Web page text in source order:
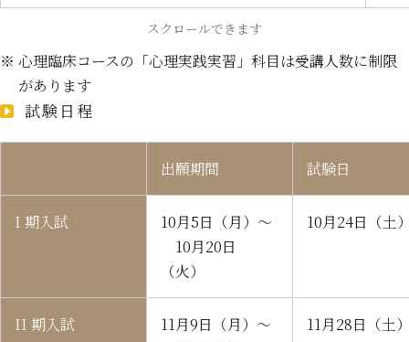
スクロールできます
※ 心理臨床コースの「心理実践実習」科目は受講人数に制限
があります
試験日程
出願期間 試験日
I 期入試
10月5日（月）～
10月20日
（火）
10月24日（土
II 期入試
11月9日（月）～
11月28日（土